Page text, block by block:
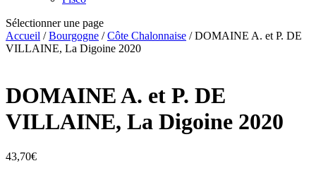
Sélectionner une page
Accueil /Bourgogne /Côte Chalonnaise / DOMAINE A. et P. DE
VILLAINE, La Digoine 2020
DOMAINE A. et P. DE
VILLAINE, La Digoine 2020
43,70€